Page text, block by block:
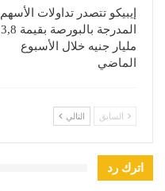
إيبيكو تتصدر تداولات الأسهم
المدرجة بالبورصة بقيمة 3,8
مليار جنيه خلال الأسبوع
الماضي
السابق التالي
اترك رد